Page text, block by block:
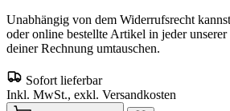
Unabhängig von dem Widerrufsrecht
oder online bestellte Artikel in jeder
deiner Rechnung umtauschen.
Sofort lieferbar
Inkl. MwSt., exkl. Versandkosten